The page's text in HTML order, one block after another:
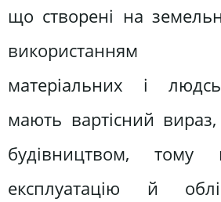
що створені на
використанням
матеріальних і
мають вартісний
будівництвом,
експлуатацію й